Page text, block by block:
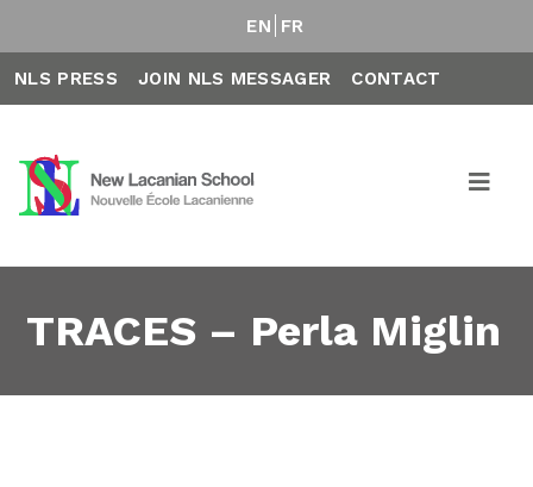
EN FR
NLS PRESS JOIN NLS MESSAGER CONTACT
TRACES – Perla Miglin